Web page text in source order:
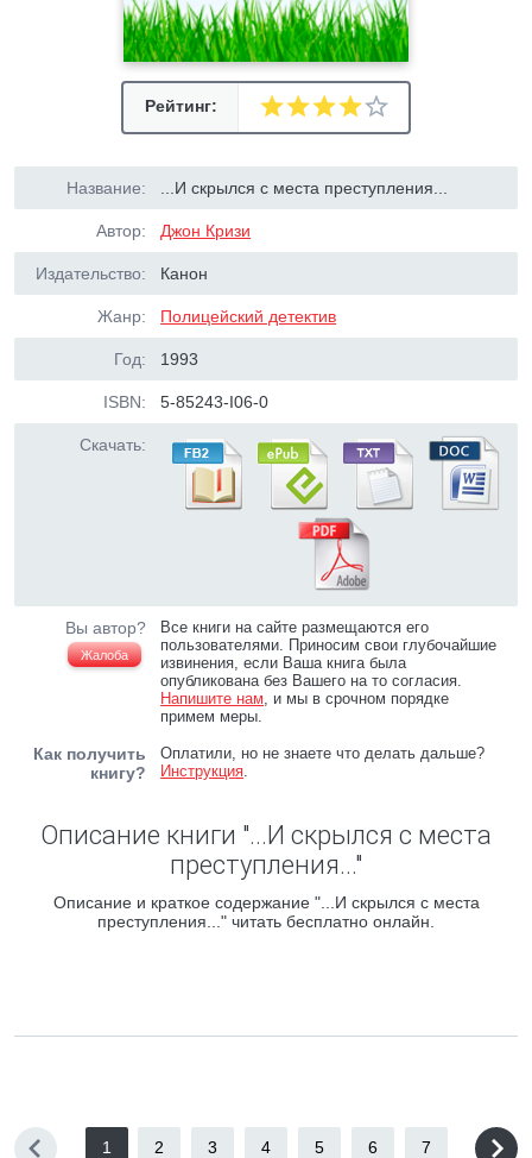
Рейтинг:
Название: ...И скрылся с места преступления...
Автор: Джон Кризи
Издательство: Канон
Жанр: Полицейский детектив
Год: 1993
ISBN: 5-85243-I06-0
Скачать:
Вы автор?
Жалоба
Все книги на сайте размещаются его
пользователями. Приносим свои глубочайшие
извинения, если Ваша книга была
опубликована без Вашего на то согласия.
Напишите нам, и мы в срочном порядке
примем меры.
Как получить
книгу?
Оплатили, но не знаете что делать дальше?
Инструкция.
Описание книги "...И скрылся с места
преступления..."
Описание и краткое содержание "...И скрылся с места
преступления..." читать бесплатно онлайн.
1 2 3 4 5 6 7